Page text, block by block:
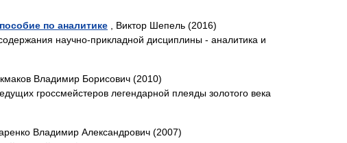
по аналитике , Виктор Шепель (2016)
научно-прикладной дисциплины - аналитика и
Владимир Борисович (2010)
гроссмейстеров легендарной плеяды золотого века
Владимир Александрович (2007)